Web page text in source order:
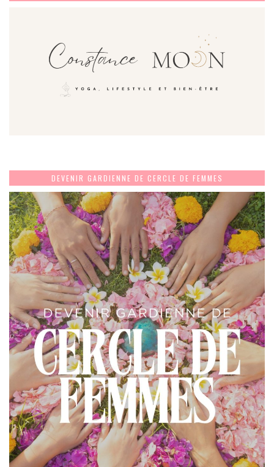
DEVENIR GARDIENNE DE CERCLE DE FEMMES